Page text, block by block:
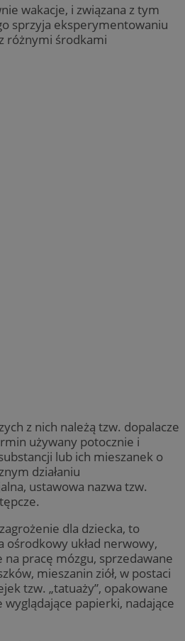
wakacje, i związana z tym
sprzyja eksperymentowaniu
różnymi środkami
z nich należą tzw. dopalacze
używany potocznie i
lub ich mieszanek o
działaniu
ustawowa nazwa tzw.
dla dziecka, to
ośrodkowy układ nerwowy,
na pracę mózgu, sprzedawane
mieszanin ziół, w postaci
tzw. „tatuaży”, opakowane
papierki, nadające